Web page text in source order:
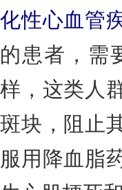
化性心血管
的患者，需
样，这类人
斑块，阻止
服用降血脂